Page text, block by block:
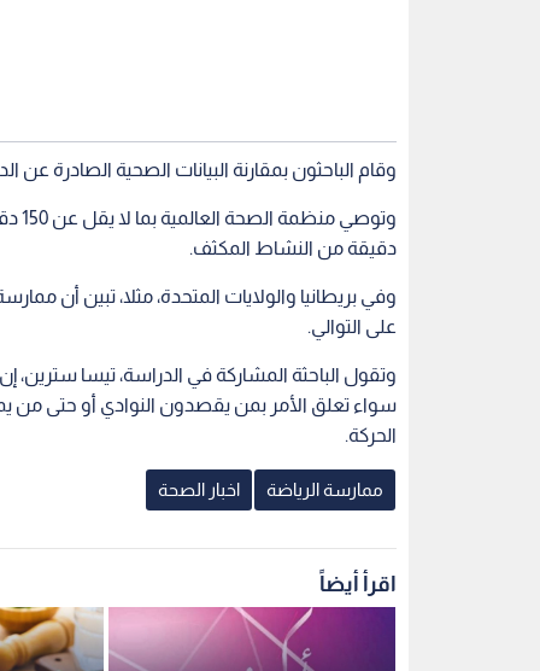
وقام الباحثون بمقارنة البيانات الصحية الصادرة
دقيقة من النشاط المكثف.
على التوالي.
وتقول الباحثة المشاركة في الدراسة، تيسا سترين،
سواء تعلق الأمر بمن يقصدون النوادي أو حتى من
الحركة.
ممارسة الرياضة اخبار الصحة
اقرأ أيضاً